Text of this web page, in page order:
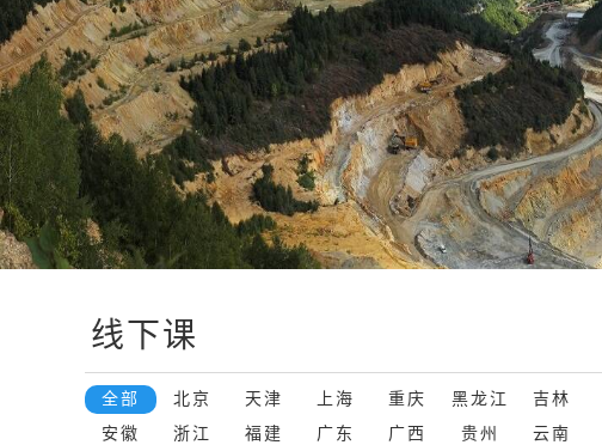
线下课
全部 北京 天津 上海 重庆 黑龙江 吉林
安徽
浙江 福建 广东 广西 贵州 云南